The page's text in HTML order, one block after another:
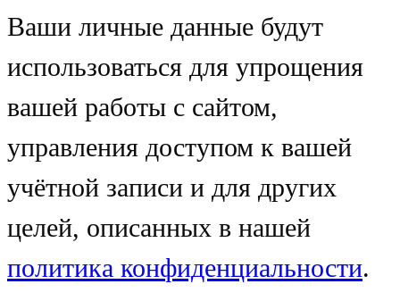
Ваши личные данные будут
использоваться для упрощения
вашей работы с сайтом,
управления доступом к вашей
учётной записи и для других
целей, описанных в нашей
политика конфиденциальности.